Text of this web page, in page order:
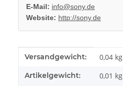
E-Mail: info@sony.de
Website: http://sony.de
Produkteigenschaft
Wert
Versandgewicht: 0,04 kg
Artikelgewicht: 0,01 kg